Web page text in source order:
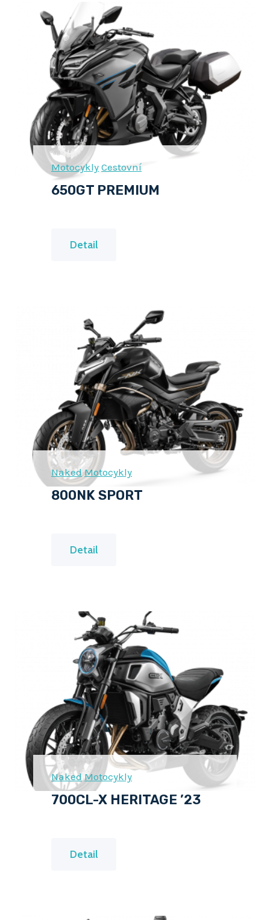
K
A
D
V
A
N
C
D
Motocykly Cestovní
650GT PREMIUM
Detail6
P
R
E
M
I
U
M
Naked Motocykly
800NK SPORT
Detail
K
S
P
O
R
T
Naked Motocykly
700CL-X HERITAGE ’23
Detail7